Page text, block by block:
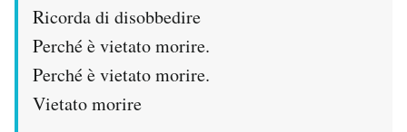
Ricorda di disobbedire
Perché è vietato morire.
Perché è vietato morire.
Vietato morire